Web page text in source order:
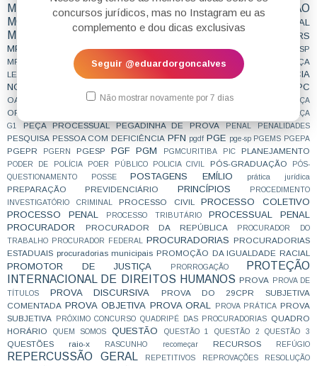
concursos jurídicos, mas no Instagram eu as
complemento e dou dicas exclusivas
Seguir @eduardorgoncalves
Não mostrar novamente por 7 dias
MINISTÉRIO PÚBLICO
MINORIAS
MOTIVAÇÃO
MOTIVACIONAL
MP MPAC MPBA MPCE MPDFT MPE MPESTADUAL
MPF
MPFLOVERS
MPFTEAM
MPMG MPMS MPMT MPPA MPPE MPPR MPRJ
MPSP
MPT
MPU MUDANÇA DE JURISPRUDÊNCIA
MUDANÇA
LEGISLATIVA
NÃO CAI DESPENCA NON REFOULEMENT
NOTÍCIA
NOTÍCIADECONCURSO
NOVO CPC
OAB OAB; CONCURSO; MOTIVAÇÃO; OBJETIVA OFICIAL DE JUSTIÇA
ORGANIZAÇÃO
PEÇA
G1
PEÇA PROCESSUAL PEGADINHA DE PROVA PENAL PENALIDADES
PESQUISA PESSOA COM DEFICIÊNCIA PFN pgdf PGE pge-sp PGEMS PGEPA
PGEPR PGERN PGESP PGF PGM PGMCURITIBA PIC PLANEJAMENTO
PODER DE POLÍCIA POER PÚBLICO POLICIA CIVIL PÓS-GRADUAÇÃO
PÓS-
QUESTIONAMENTO
POSSE POSTAGENS EMÍLIO prática jurídica
PREPARAÇÃO PREVIDENCIÁRIO PRINCÍPIOS
PROCEDIMENTO
INVESTIGATÓRIO CRIMINAL
PROCESSO CIVIL
PROCESSO COLETIVO
PROCESSO PENAL
PROCESSO TRIBUTÁRIO
PROCESSUAL PENAL
PROCURADOR
PROCURADOR DA REPÚBLICA
PROCURADOR DO
TRABALHO
PROCURADOR FEDERAL PROCURADORIAS PROCURADORIAS
ESTADUAIS procuradorias municipais PROMOÇÃO DA IGUALDADE RACIAL
PROMOTOR DE JUSTIÇA PRORROGAÇÃO
PROTEÇÃO
INTERNACIONAL DE DIREITOS HUMANOS PROVA
PROVA DE
TÍTULOS
PROVA DISCURSIVA
PROVA DO 29CPR SUBJETIVA
COMENTADA PROVA OBJETIVA PROVA ORAL PROVA PRÁTICA PROVA
SUBJETIVA
PRÓXIMO CONCURSO QUADRIPÉ DAS PROCURADORIAS
QUADRO
HORÁRIO
QUEM SOMOS QUESTÃO QUESTÃO 1 QUESTÃO 2 QUESTÃO 3
QUESTÕES raio-x RASCUNHO recomeçar RECURSOS REFÚGIO
REPERCUSSÃO GERAL REPETITIVOS REPROVAÇÕES
RESOLUÇÃO